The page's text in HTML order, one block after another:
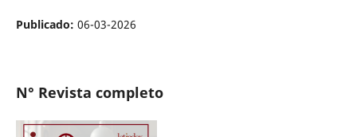
Publicado: 06-03-2026
N° Revista completo